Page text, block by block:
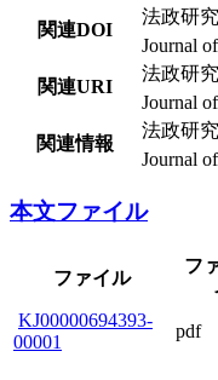
関連DOI
法政研究
Journal
関連URI
法政研究
Journal
関連情報
法政研究
Journal
本文ファイル
ファイル
フ
KJ00000694393-
00001
pdf